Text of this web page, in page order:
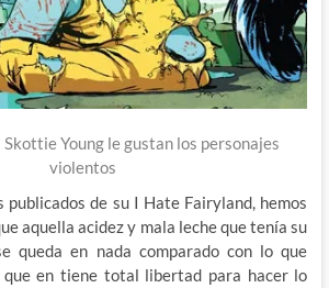
Skottie Young le gustan los personajes
violentos
de su I Hate Fairyland, hemos
aquella acidez y mala leche que tenía su
queda en nada comparado con lo que
que en tiene total libertad para hacer lo